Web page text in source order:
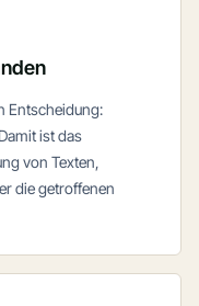
Entscheidung:
ist das
von Texten,
die getroffenen